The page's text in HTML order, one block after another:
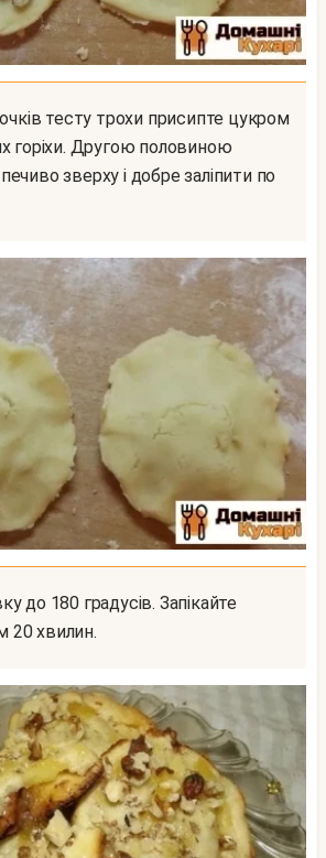
горіхи. Другою половиною
зверху і добре заліпити по
20 хвилин.